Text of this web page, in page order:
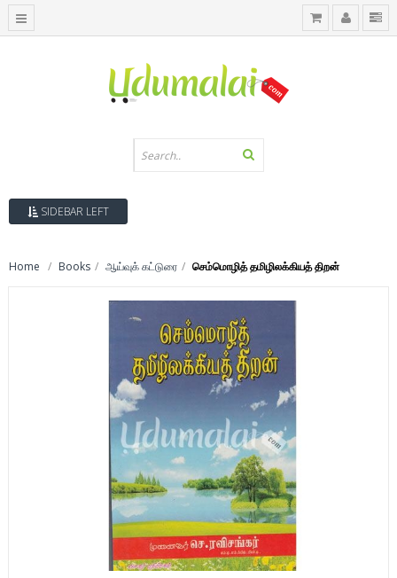
SIDEBAR LEFT
Home Books ஆய்வுக் கட்டுரை செம்மொழித் தமிழிலக்கியத் திறன்